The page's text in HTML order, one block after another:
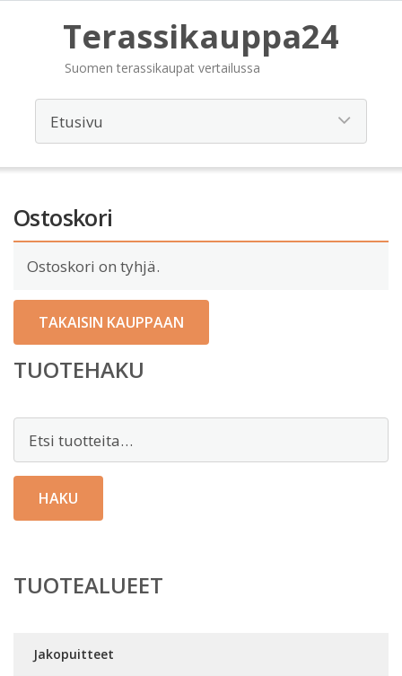
Terassikauppa24
Suomen terassikaupat vertailussa
Ostoskori
Ostoskori on tyhjä.
TAKAISIN KAUPPAAN
TUOTEHAKU
HAKU
TUOTEALUEET
Jakopuitteet